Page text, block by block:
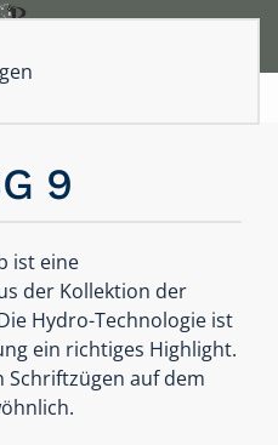
9
ist eine
der Kollektion der
Hydro-Technologie ist
ein richtiges Highlight.
auf dem